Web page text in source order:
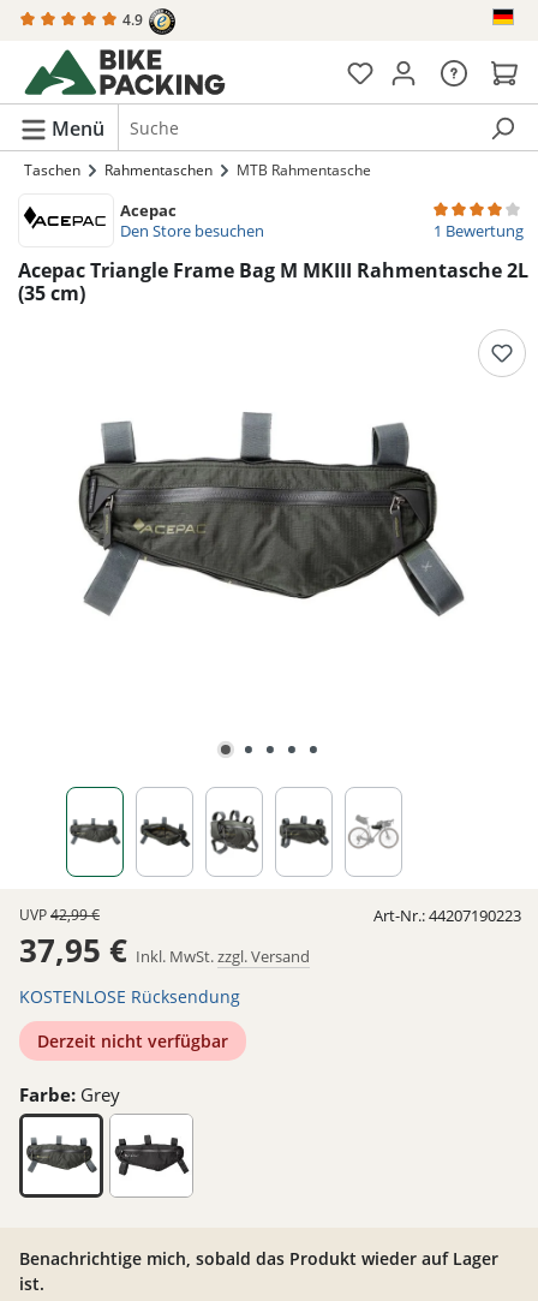
springen 4.9
Menü
Taschen Rahmentaschen MTB Rahmentasche
Acepac
Den Store besuchen
Acepac Triangle Frame Bag M MKIII Rahmentasche 2L
(35 cm)
1 Bewertung
UVP42,99 €
37,95 € Inkl. MwSt.zzgl. Versand
KOSTENLOSE Rücksendung
Derzeit nicht verfügbar
Farbe: Grey
Benachrichtige mich, sobald das Produkt wieder auf Lager
ist.
Art-Nr.:44207190223